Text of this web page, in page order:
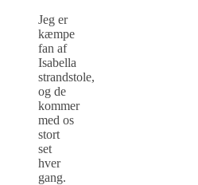
Jeg er
kæmpe
fan af
Isabella
strandstole,
og de
kommer
med os
stort
set
hver
gang.